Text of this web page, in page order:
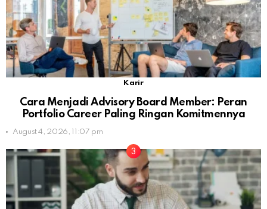
Karir
Cara Menjadi Advisory Board Member: Peran
Portfolio Career Paling Ringan Komitmennya
August 4, 2026, 11:07 pm